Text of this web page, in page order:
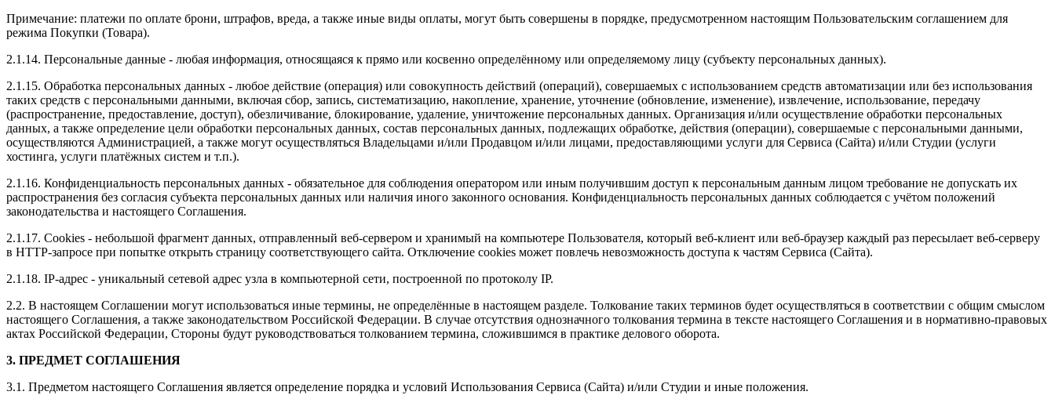
Примечание: платежи по оплате брони, штрафов, вреда, а также иные виды оплаты, могут быть совершены в порядке, предусмотренном настоящим Пользовательским соглашением для
режима Покупки (Товара).
2.1.14. Персональные данные - любая информация, относящаяся к прямо или косвенно определённому или определяемому лицу (субъекту персональных данных).
2.1.15. Обработка персональных данных - любое действие (операция) или совокупность действий (операций), совершаемых с использованием средств автоматизации или без использования
таких средств с персональными данными, включая сбор, запись, систематизацию, накопление, хранение, уточнение (обновление, изменение), извлечение, использование, передачу
(распространение, предоставление, доступ), обезличивание, блокирование, удаление, уничтожение персональных данных. Организация и/или осуществление обработки персональных
данных, а также определение цели обработки персональных данных, состав персональных данных, подлежащих обработке, действия (операции), совершаемые с персональными данными,
осуществляются Администрацией, а также могут осуществляться Владельцами и/или Продавцом и/или лицами, предоставляющими услуги для Сервиса (Сайта) и/или Студии (услуги
хостинга, услуги платёжных систем и т.п.).
2.1.16. Конфиденциальность персональных данных - обязательное для соблюдения оператором или иным получившим доступ к персональным данным лицом требование не допускать их
распространения без согласия субъекта персональных данных или наличия иного законного основания. Конфиденциальность персональных данных соблюдается с учётом положений
законодательства и настоящего Соглашения.
2.1.17. Cookies - небольшой фрагмент данных, отправленный веб-сервером и хранимый на компьютере Пользователя, который веб-клиент или веб-браузер каждый раз пересылает веб-серверу
в HTTP-запросе при попытке открыть страницу соответствующего сайта. Отключение cookies может повлечь невозможность доступа к частям Сервиса (Сайта).
2.1.18. IP-адрес - уникальный сетевой адрес узла в компьютерной сети, построенной по протоколу IP.
2.2. В настоящем Соглашении могут использоваться иные термины, не определённые в настоящем разделе. Толкование таких терминов будет осуществляться в соответствии с общим смыслом
настоящего Соглашения, а также законодательством Российской Федерации. В случае отсутствия однозначного толкования термина в тексте настоящего Соглашения и в нормативно-правовых
актах Российской Федерации, Стороны будут руководствоваться толкованием термина, сложившимся в практике делового оборота.
3. ПРЕДМЕТ СОГЛАШЕНИЯ
3.1. Предметом настоящего Соглашения является определение порядка и условий Использования Сервиса (Сайта) и/или Студии и иные положения.